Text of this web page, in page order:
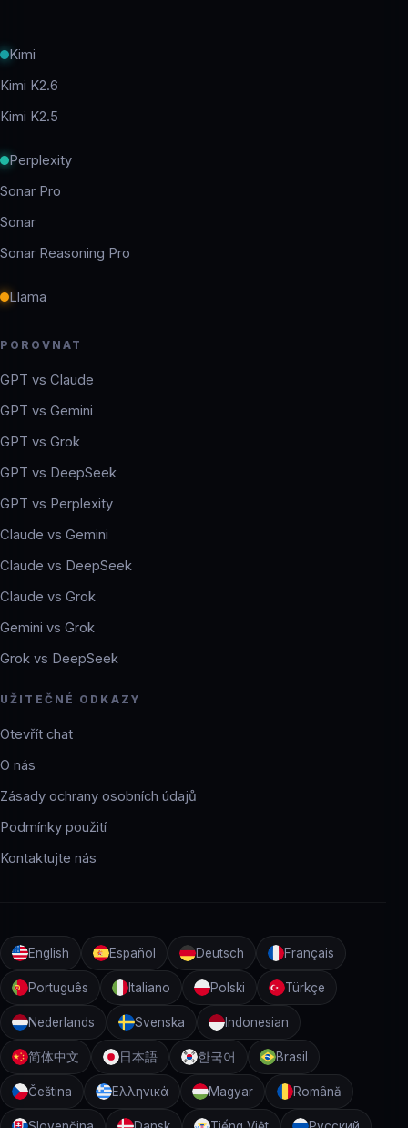
Kimi
Kimi K2.6
Kimi K2.5
Perplexity
Sonar Pro
Sonar
Sonar Reasoning Pro
Llama
POROVNAT
GPT vs Claude
GPT vs Gemini
GPT vs Grok
GPT vs DeepSeek
GPT vs Perplexity
Claude vs Gemini
Claude vs DeepSeek
Claude vs Grok
Gemini vs Grok
Grok vs DeepSeek
UŽITEČNÉ ODKAZY
Otevřít chat
O nás
Zásady ochrany osobních údajů
Podmínky použití
Kontaktujte nás
English Español Deutsch Français
Português Italiano Polski Türkçe
Nederlands Svenska Indonesian
简体中文 日本語 한국어 Brasil
Čeština Ελληνικά Magyar Română